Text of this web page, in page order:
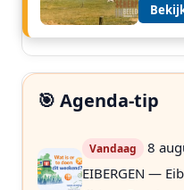
🎯 Agenda-tip
Vandaag
8
EIBERGEN —